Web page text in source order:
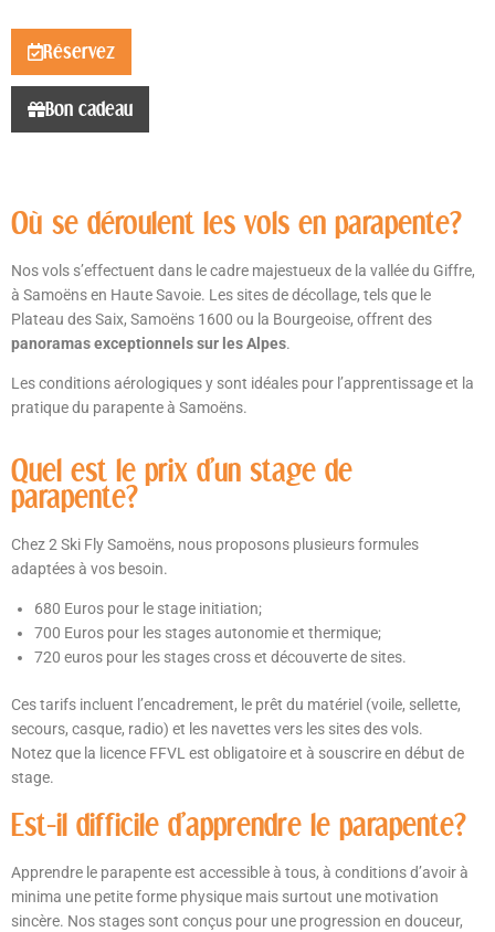
Réservez
Bon cadeau
Où se déroulent les vols en parapente?
Nos vols s’effectuent dans le cadre majestueux de la vallée du Giffre,
à Samoëns en Haute Savoie. Les sites de décollage, tels que le
Plateau des Saix, Samoëns 1600 ou la Bourgeoise, offrent des
panoramas exceptionnels sur les Alpes.
Les conditions aérologiques y sont idéales pour l’apprentissage et la
pratique du parapente à Samoëns.
Quel est le prix d'un stage de
parapente?
Chez 2 Ski Fly Samoëns, nous proposons plusieurs formules
adaptées à vos besoin.
680 Euros pour le stage initiation;
700 Euros pour les stages autonomie et thermique;
720 euros pour les stages cross et découverte de sites.
Ces tarifs incluent l’encadrement, le prêt du matériel (voile, sellette,
secours, casque, radio) et les navettes vers les sites des vols.
Notez que la licence FFVL est obligatoire et à souscrire en début de
stage.
Est-il difficile d'apprendre le parapente?
Apprendre le parapente est accessible à tous, à conditions d’avoir à
minima une petite forme physique mais surtout une motivation
sincère. Nos stages sont conçus pour une progression en douceur,